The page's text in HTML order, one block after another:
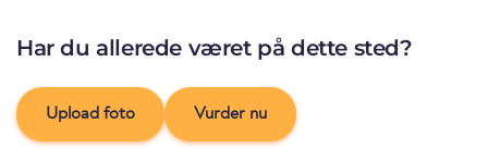
Har du allerede været på dette sted?
Upload foto Vurder nu